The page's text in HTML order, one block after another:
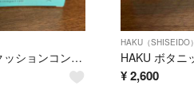
HAKU クッションコンパクト ケース 美容液クッションコンパクト 専用ケース(
HAKU（SHISEIDO）
¥2,600